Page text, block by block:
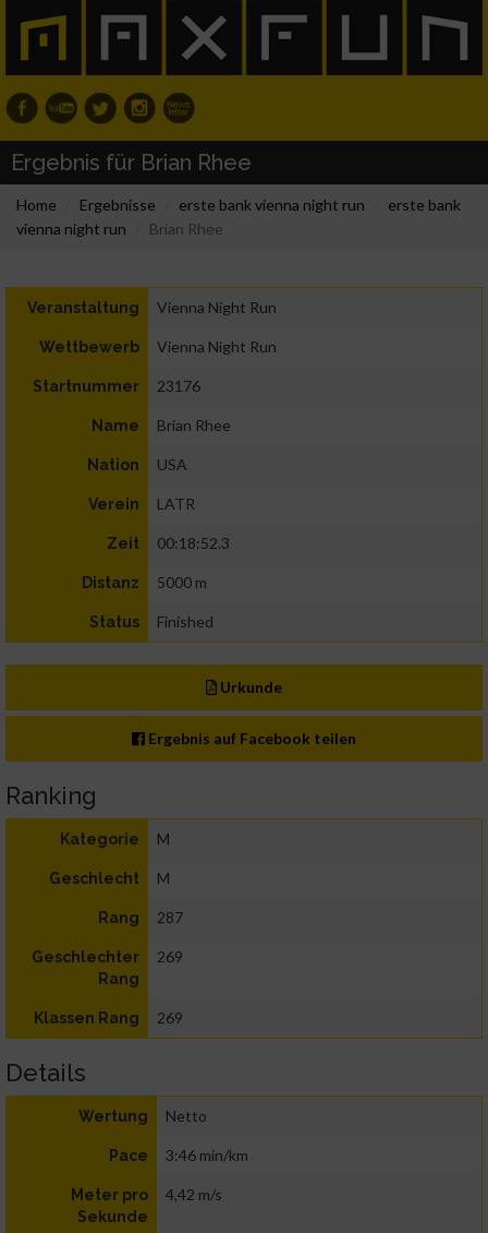
Ergebnis für Brian Rhee
Home Ergebnisse erste bank vienna night run
erste bank
vienna night run
Brian Rhee
Veranstaltung Vienna Night Run
Wettbewerb Vienna Night Run
Startnummer 23176
Name Brian Rhee
Nation USA
Verein LATR
Zeit 00:18:52.3
Distanz 5000 m
Status Finished
Urkunde
Ergebnis auf Facebook teilen
Ranking
Kategorie M
Geschlecht M
Rang 287
Geschlechter
Rang
269
Klassen Rang 269
Details
Wertung Netto
Pace 3:46 min/km
Meter pro
Sekunde
4,42 m/s